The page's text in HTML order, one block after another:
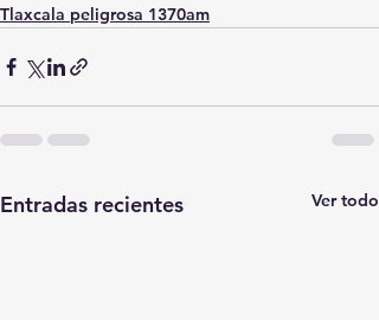
Tlaxcala peligrosa 1370am
Entradas recientes Ver todo